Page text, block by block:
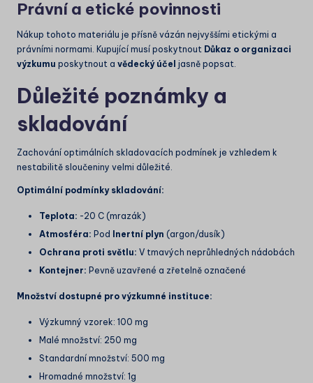
Právní a etické povinnosti
Nákup tohoto materiálu je přísně vázán nejvyššími etickými a
právními normami. Kupující musí poskytnout Důkaz o organizaci
výzkumu poskytnout a vědecký účel jasně popsat.
Důležité poznámky a
skladování
Zachování optimálních skladovacích podmínek je vzhledem k
nestabilitě sloučeniny velmi důležité.
Optimální podmínky skladování:
Teplota: -20 C (mrazák)
Atmosféra: Pod Inertní plyn (argon/dusík)
Ochrana proti světlu: V tmavých neprůhledných nádobách
Kontejner: Pevně uzavřené a zřetelně označené
Množství dostupné pro výzkumné instituce:
Výzkumný vzorek: 100 mg
Malé množství: 250 mg
Standardní množství: 500 mg
Hromadné množství: 1g